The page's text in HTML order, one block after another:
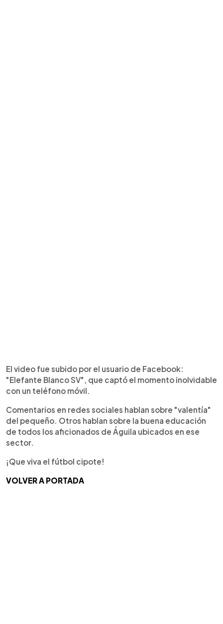
El video fue subido por el usuario de Facebook:
"Elefante Blanco SV", que captó el momento inolvidable
con un teléfono móvil.
Comentarios en redes sociales hablan sobre "valentía"
del pequeño. Otros hablan sobre la buena educación
de todos los aficionados de Águila ubicados en ese
sector.
¡Que viva el fútbol cipote!
VOLVER A PORTADA